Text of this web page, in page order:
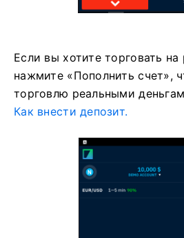
Если вы хотите торговать
нажмите «Пополнить счет»,
торговлю реальными
Как внести депозит.